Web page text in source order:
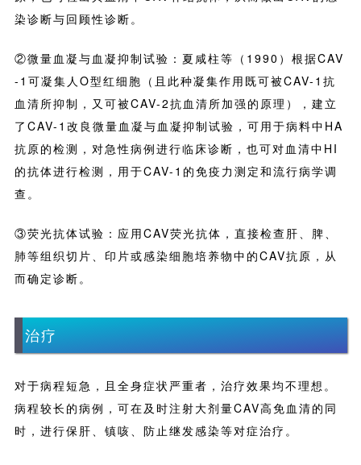
染诊断与回顾性诊断。
②微量血凝与血凝抑制试验：夏咸柱等（1990）根据CAV
-1可凝集人O型红细胞（且此种凝集作用既可被CAV-1抗
血清所抑制，又可被CAV-2抗血清所加强的原理），建立
了CAV-1改良微量血凝与血凝抑制试验，可用于病料中HA
抗原的检测，对急性病例进行临床诊断，也可对血清中HI
的抗体进行检测，用于CAV-1的免疫力测定和流行病学调
查。
③荧光抗体试验：应用CAV荧光抗体，直接检查肝、脾、
肺等组织切片、印片或感染细胞培养物中的CAV抗原，从
而确定诊断。
治疗
对于病程短急，且全身症状严重者，治疗效果均不理想。
病程较长的病例，可在及时注射大剂量CAV高免血清的同
时，进行保肝、镇咳、防止继发感染等对症治疗。